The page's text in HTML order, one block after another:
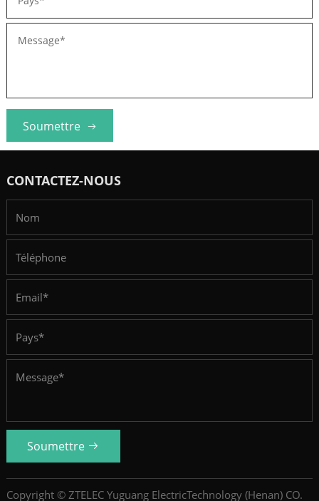
Soumettre
CONTACTEZ-NOUS
Soumettre
Copyright © ZTELEC Yuguang ElectricTechnology (Henan) CO.